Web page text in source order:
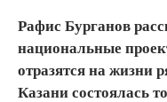
Рафис Бурганов
национальные
отразятся на жизни
Казани состоялась